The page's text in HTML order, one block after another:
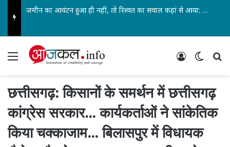
जमीन का आवंटन हुआ ही नहीं, तो रिश्वत का सवाल कहां से आया: रामशरण यादव… राजनीतिक छवि खराब करने की साजिश… झूठे आरोप लगाने वालों पर करूंगा मानहानि का दावा…
Menu Log In
छत्तीसगढ़: किसानों के समर्थन में छत्तीसगढ़
कांग्रेस सरकार… कार्यकर्ताओं ने सांकेतिक
किया चक्काजाम… बिलासपुर में विधायक